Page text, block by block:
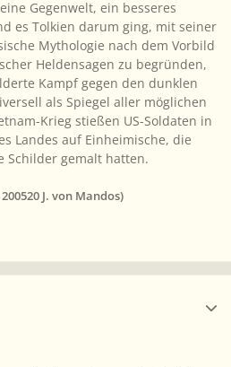
Gegenwelt, ein besseres
es Tolkien darum ging, mit seiner
Mythologie nach dem Vorbild
Heldensagen zu begründen,
Kampf gegen den dunklen
als Spiegel aller möglichen
Krieg stießen US-Soldaten in
Landes auf Einheimische, die
Schilder gemalt hatten.
20 J. von Mandos)